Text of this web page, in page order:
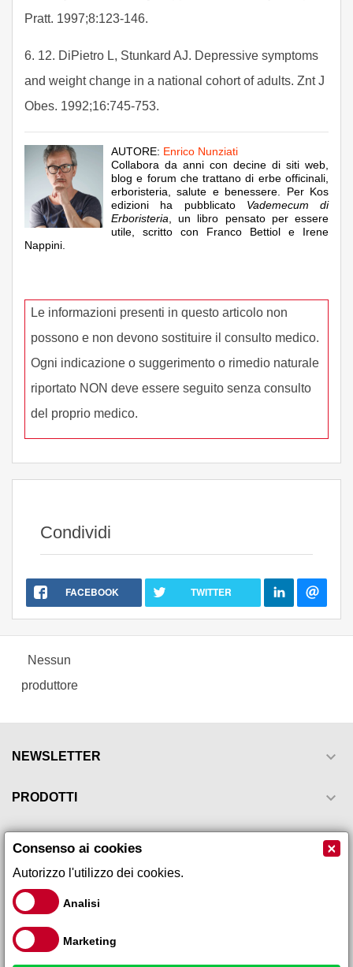
Pratt. 1997;8:123-146.
6. 12. DiPietro L, Stunkard AJ. Depressive symptoms
and weight change in a national cohort of adults. Znt J
Obes. 1992;16:745-753.
AUTORE: Enrico Nunziati
Collabora da anni con decine di siti web,
blog e forum che trattano di erbe officinali,
erboristeria, salute e benessere. Per Kos
edizioni ha pubblicato Vademecum di
Erboristeria , un libro pensato per essere
utile, scritto con Franco Bettiol e Irene
Nappini.
Le informazioni presenti in questo articolo non
possono e non devono sostituire il consulto medico.
Ogni indicazione o suggerimento o rimedio naturale
riportato NON deve essere seguito senza consulto
del proprio medico.
Condividi
FACEBOOK TWITTER
Nessun
produttore
NEWSLETTER 
PRODOTTI 

IL TUO ACCOUNT
Consenso ai cookies ×
Autorizzo l'utilizzo dei cookies.
Analisi
Marketing